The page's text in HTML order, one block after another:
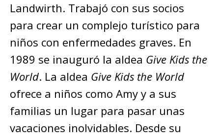
Landwirth. Trabajó con sus socios
para crear un complejo turístico para
niños con enfermedades graves. En
1989 se inauguró la aldea Give Kids the
World. La aldea Give Kids the World
ofrece a niños como Amy y a sus
familias un lugar para pasar unas
vacaciones inolvidables. Desde su